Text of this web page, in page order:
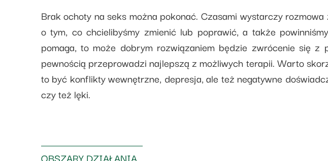
Brak ochoty na seks można pokonać. Czasami wystarczy
o tym, co chcielibyśmy zmienić lub poprawić, a także
pomaga, to może dobrym rozwiązaniem będzie zwrócenie się z
pewnością przeprowadzi najlepszą z możliwych terapii. Warto
to być konflikty wewnętrzne, depresja, ale też negatywne
czy też lęki.